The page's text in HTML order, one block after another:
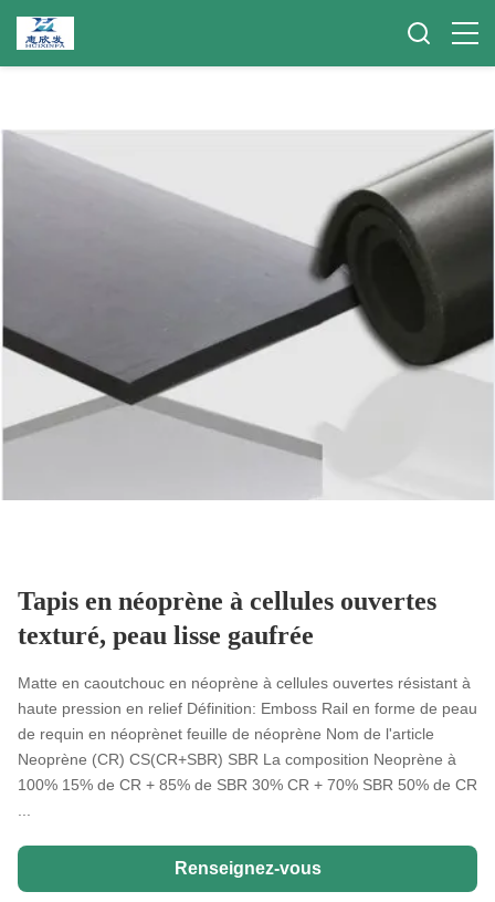
Tapis en néoprène à cellules ouvertes
texturé, peau lisse gaufrée
Matte en caoutchouc en néoprène à cellules ouvertes résistant à
haute pression en relief Définition: Emboss Rail en forme de peau
de requin en néoprènet feuille de néoprène Nom de l'article
Neoprène (CR) CS(CR+SBR) SBR La composition Neoprène à
100% 15% de CR + 85% de SBR 30% CR + 70% SBR 50% de CR
Renseignez-vous